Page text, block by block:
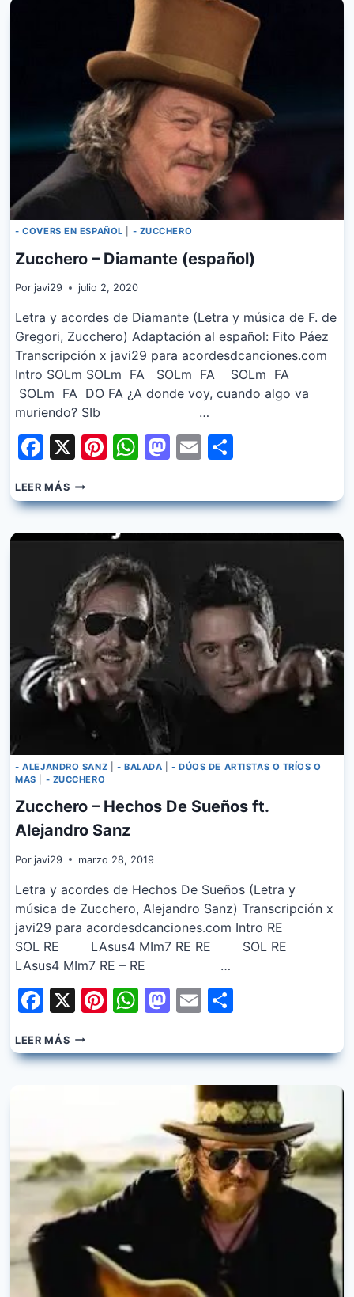
- COVERS EN ESPAÑOL - ZUCCHERO
Zucchero – Diamante (español)
Por javi29 julio 2, 2020
Letra y acordes de Diamante (Letra y música de F. de
Gregori, Zucchero) Adaptación al español: Fito Páez
Transcripción x javi29 para acordesdcanciones.com
Intro SOLm SOLm FA SOLm FA SOLm FA
SOLm FA DO FA ¿A donde voy, cuando algo va
muriendo? SIb …
Facebook
X Pinterest
WhatsApp
Mastodon
Email
LEER MÁSZUCCHERO
–
DIAMANTE
- ALEJANDRO SANZ - BALADA |- DÚOS DE ARTISTAS O TRÍOS O
MAS
- ZUCCHERO
Zucchero – Hechos De Sueños ft.
Alejandro Sanz
Por javi29 marzo 28, 2019
Letra y acordes de Hechos De Sueños (Letra y
música de Zucchero, Alejandro Sanz) Transcripción x
javi29 para acordesdcanciones.com Intro RE
SOL RE LAsus4 MIm7 RE RE SOL RE
LAsus4 MIm7 RE – RE …
Facebook
X Pinterest
WhatsApp
Mastodon
Email
LEER MÁSZUCCHERO
–
HECHOS